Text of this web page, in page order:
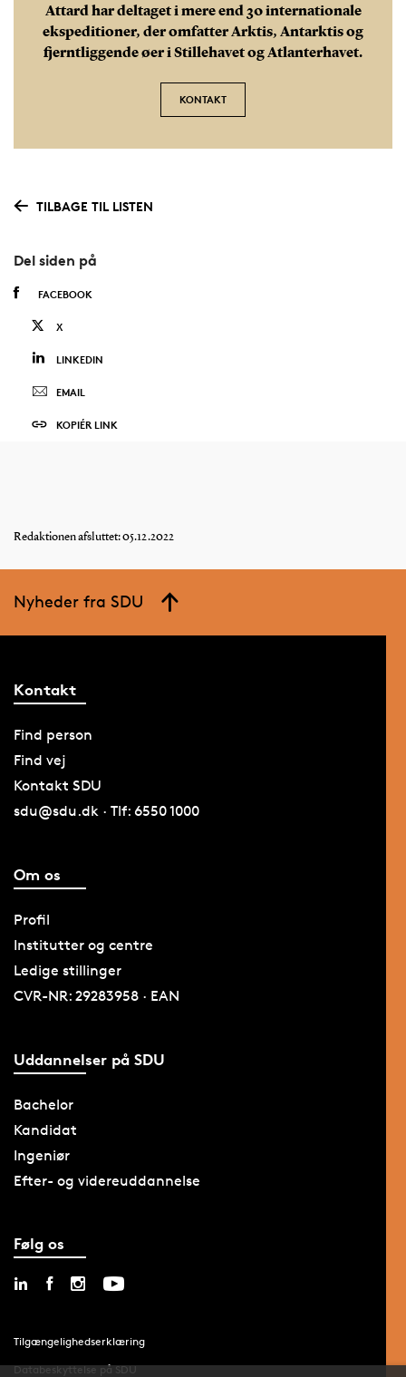
Attard har deltaget i mere end 30 internationale
ekspeditioner, der omfatter Arktis, Antarktis og
fjerntliggende øer i Stillehavet og Atlanterhavet.
KONTAKT
TILBAGE TIL LISTEN
Del siden på
FACEBOOK
X
LINKEDIN
EMAIL
KOPIÉR LINK
Redaktionen afsluttet: 05.12.2022
Nyheder fra SDU
Kontakt
Find person
Find vej
Kontakt SDU
sdu@sdu.dk · Tlf: 6550 1000
Om os
Profil
Institutter og centre
Ledige stillinger
CVR-NR: 29283958 · EAN
Uddannelser på SDU
Bachelor
Kandidat
Ingeniør
Efter- og videreuddannelse
Følg os
Tilgængelighedserklæring
Databeskyttelse på SDU